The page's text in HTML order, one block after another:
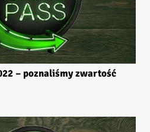
– poznaliśmy zwartość